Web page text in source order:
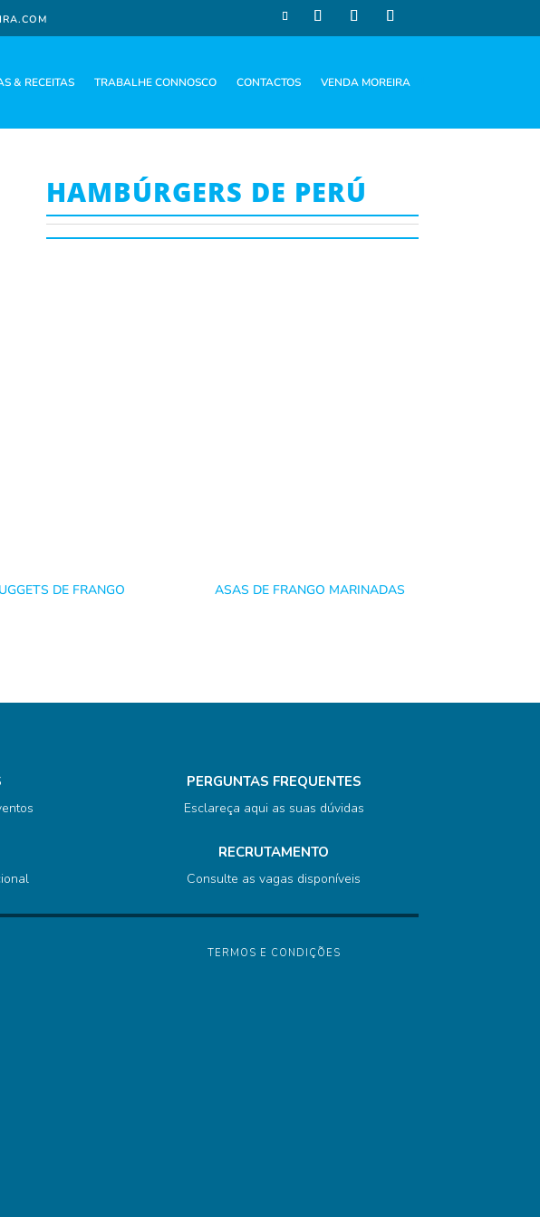
& RECEITAS TRABALHE CONNOSCO CONTACTOS VENDA MOREIRA
HAMBÚRGERS DE PERÚ
DE FRANGO ASAS DE FRANGO MARINADAS
PERGUNTAS FREQUENTES
Esclareça aqui as suas dúvidas
RECRUTAMENTO
Consulte as vagas disponíveis
TERMOS E CONDIÇÕES